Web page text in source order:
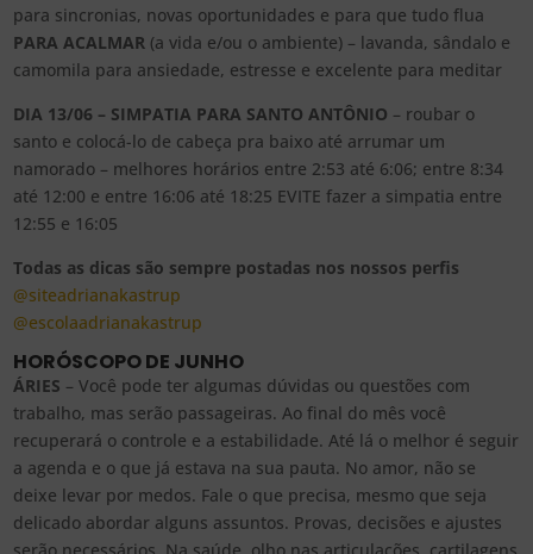
para sincronias, novas oportunidades e para que tudo flua
PARA ACALMAR (a vida e/ou o ambiente) – lavanda, sândalo e
camomila para ansiedade, estresse e excelente para meditar
DIA 13/06 – SIMPATIA PARA SANTO ANTÔNIO – roubar o
santo e colocá-lo de cabeça pra baixo até arrumar um
namorado – melhores horários entre 2:53 até 6:06; entre 8:34
até 12:00 e entre 16:06 até 18:25 EVITE fazer a simpatia entre
12:55 e 16:05
Todas as dicas são sempre postadas nos nossos perfis
@siteadrianakastrup
@escolaadrianakastrup
HORÓSCOPO DE JUNHO
ÁRIES – Você pode ter algumas dúvidas ou questões com
trabalho, mas serão passageiras. Ao final do mês você
recuperará o controle e a estabilidade. Até lá o melhor é seguir
a agenda e o que já estava na sua pauta. No amor, não se
deixe levar por medos. Fale o que precisa, mesmo que seja
delicado abordar alguns assuntos. Provas, decisões e ajustes